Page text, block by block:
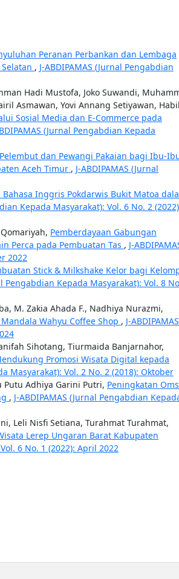
Peranan Perbankan dan Lembaga
, J-ABDIPAMAS (Jurnal Pengabdian
Hadi Mustofa, Joko Suwandi,
Asmawan, Yovi Annang Setiyawan,
Sosial Media dan E-Commerce pada
(Jurnal Pengabdian Kepada
dan Pewangi Pakaian bagi Ibu-
Aceh Timur , J-ABDIPAMAS (Jurnal
Inggris Pokdarwis Bukit Matoa
Kepada Masyarakat): Vol. 6 No. 2
Pemberdayaan Gabungan
Perca pada Pembuatan Tas , J-
2022
Stick & Milkshake Kelor bagi
Pengabdian Kepada Masyarakat): Vol. 8
M. Zakia Ahada F., Nadhiya Nurazmi,
Wahyu Coffee Shop , J-ABDIPAMAS
Sihotang, Tiurmaida Banjarnahor,
Promosi Wisata Digital kepada
Masyarakat): Vol. 2 No. 2 (2018): Oktober
Putu Adhiya Garini Putri, Peningkatan
, J-ABDIPAMAS (Jurnal Pengabdian
Leli Nisfi Setiana, Turahmat Turahmat,
Lerep Ungaran Barat Kabupaten
6 No. 1 (2022): April 2022